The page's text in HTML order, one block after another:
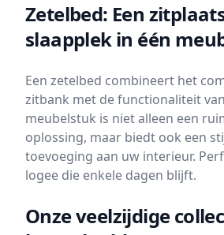
Zetelbed: Een
slaapplek in één
Een zetelbed combineert het
zitbank met de functionaliteit
meubelstuk is niet alleen een
oplossing, maar biedt ook een
toevoeging aan uw interieur.
logee die enkele dagen blijft.
Onze veelzijdige